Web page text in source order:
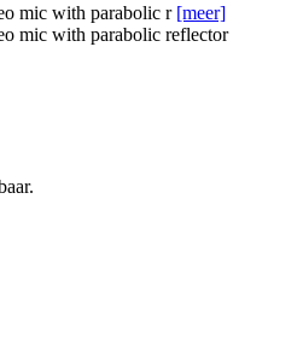
mic with parabolic r [meer]
mic with parabolic reflector